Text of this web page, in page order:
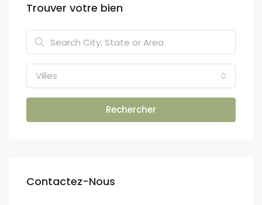
Trouver votre bien
Villes
Rechercher
Contactez-Nous